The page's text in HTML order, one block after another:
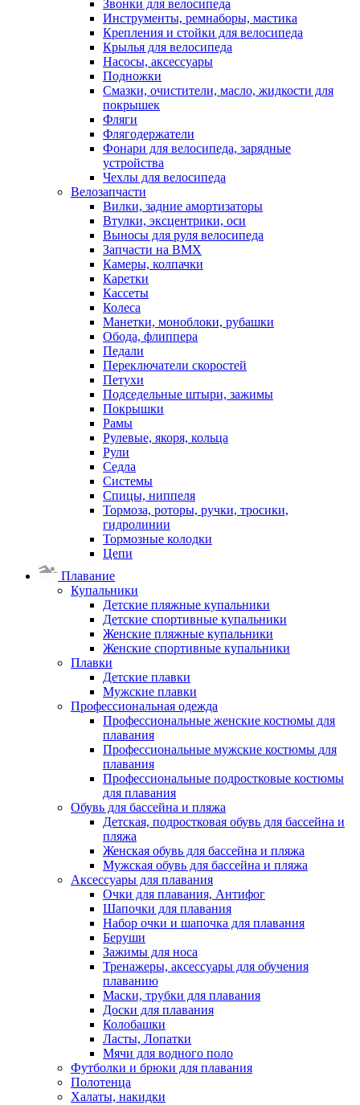
Звонки для велосипеда
Инструменты, ремнаборы, мастика
Крепления и стойки для велосипеда
Крылья для велосипеда
Насосы, аксессуары
Подножки
Смазки, очистители, масло, жидкости для
покрышек
Фляги
Флягодержатели
Фонари для велосипеда, зарядные
устройства
Чехлы для велосипеда
Велозапчасти
Вилки, задние амортизаторы
Втулки, эксцентрики, оси
Выносы для руля велосипеда
Запчасти на BMX
Камеры, колпачки
Каретки
Кассеты
Колеса
Манетки, моноблоки, рубашки
Обода, флиппера
Педали
Переключатели скоростей
Петухи
Подседельные штыри, зажимы
Покрышки
Рамы
Рулевые, якоря, кольца
Рули
Седла
Системы
Спицы, ниппеля
Тормоза, роторы, ручки, тросики,
гидролинии
Тормозные колодки
Цепи
Плавание
Купальники
Детские пляжные купальники
Детские спортивные купальники
Женские пляжные купальники
Женские спортивные купальники
Плавки
Детские плавки
Мужские плавки
Профессиональная одежда
Профессиональные женские костюмы для
плавания
Профессиональные мужские костюмы для
плавания
Профессиональные подростковые костюмы
для плавания
Обувь для бассейна и пляжа
Детская, подростковая обувь для бассейна и
пляжа
Женская обувь для бассейна и пляжа
Мужская обувь для бассейна и пляжа
Аксессуары для плавания
Очки для плавания, Антифог
Шапочки для плавания
Набор очки и шапочка для плавания
Беруши
Зажимы для носа
Тренажеры, аксессуары для обучения
плаванию
Маски, трубки для плавания
Доски для плавания
Колобашки
Ласты, Лопатки
Мячи для водного поло
Футболки и брюки для плавания
Полотенца
Халаты, накидки